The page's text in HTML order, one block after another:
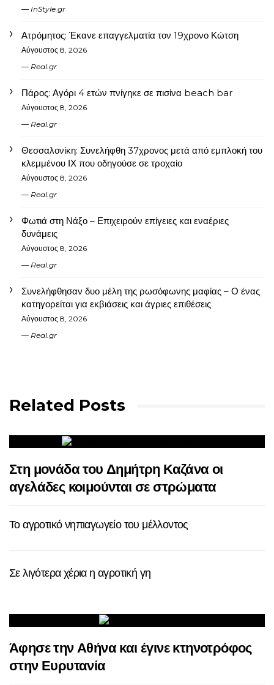
InStyle.gr
Ατρόμητος: Έκανε επαγγελματία τον 19χρονο Κώτση
Αύγουστος 8, 2026
Real.gr
Πάρος: Αγόρι 4 ετών πνίγηκε σε πισίνα beach bar
Αύγουστος 8, 2026
Real.gr
Θεσσαλονίκη: Συνελήφθη 37χρονος μετά από εμπλοκή του
κλεμμένου ΙΧ που οδηγούσε σε τροχαίο
Αύγουστος 8, 2026
Real.gr
Φωτιά στη Νάξο – Επιχειρούν επίγειες και εναέριες
δυνάμεις
Αύγουστος 8, 2026
Real.gr
Συνελήφθησαν δυο μέλη της ρωσόφωνης μαφίας – Ο ένας
κατηγορείται για εκβιάσεις και άγριες επιθέσεις
Αύγουστος 8, 2026
Real.gr
Related Posts
Στη μονάδα του Δημήτρη Καζάνα οι
αγελάδες κοιμούνται σε στρώματα
Το αγροτικό νηπιαγωγείο του μέλλοντος
Σε λιγότερα χέρια η αγροτική γη
Άφησε την Αθήνα και έγινε κτηνοτρόφος
στην Ευρυτανία